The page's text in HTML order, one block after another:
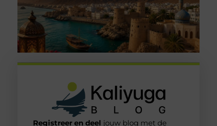
Registreer en deel jouw blog met de